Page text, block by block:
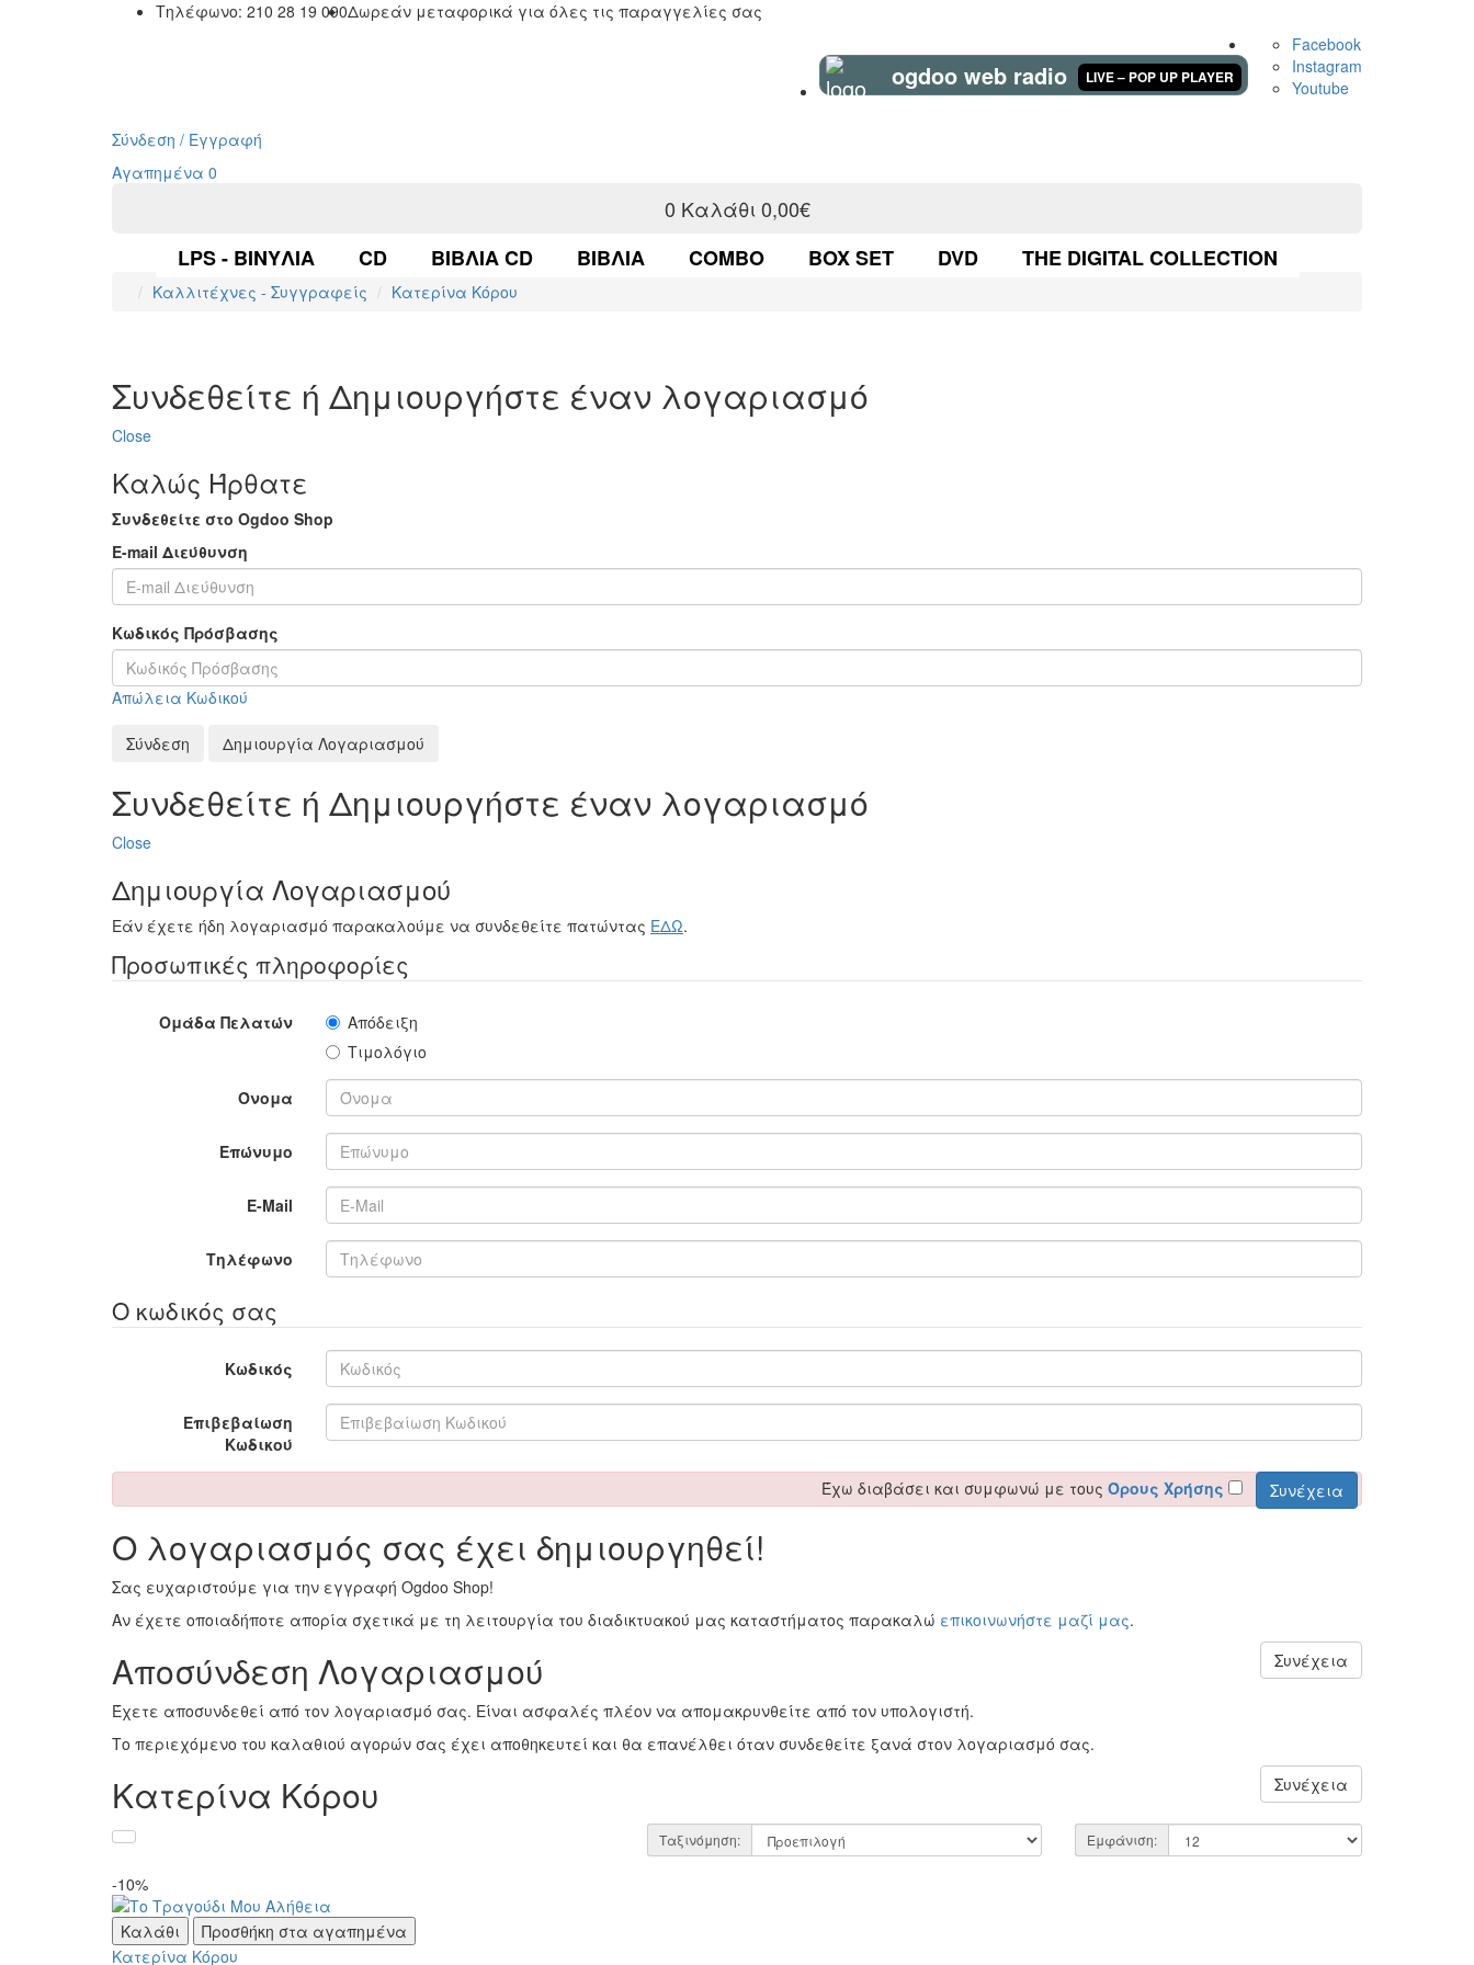
Τηλέφωνο: 210 28 19 090Δωρεάν μεταφορικά για όλες τις παραγγελίες σας
ogdoo web radio LIVE – POP UP PLAYER
Facebook
Instagram
Youtube
Σύνδεση / Εγγραφή
Αγαπημένα 0
0 Καλάθι 0,00€
LPS - ΒΙΝΎΛΙΑ
CD ΒΙΒΛΊΑ CD ΒΙΒΛΊΑ COMBO BOX SET DVD THE DIGITAL COLLECTION
Καλλιτέχνες - Συγγραφείς Κατερίνα Κόρου
Συνδεθείτε ή Δημιουργήστε έναν λογαριασμό
Close
Καλώς Ήρθατε
Συνδεθείτε στο Ogdoo Shop
E-mail Διεύθυνση
Κωδικός Πρόσβασης
Απώλεια Κωδικού
Σύνδεση Δημιουργία Λογαριασμού
Συνδεθείτε ή Δημιουργήστε έναν λογαριασμό
Close
Δημιουργία Λογαριασμού
Εάν έχετε ήδη λογαριασμό παρακαλούμε να συνδεθείτε πατώντας ΕΔΩ.
Προσωπικές πληροφορίες
Ομάδα Πελατών
Απόδειξη
Τιμολόγιο
Όνομα
Επώνυμο
E-Mail
Τηλέφωνο
Ο κωδικός σας
Κωδικός
Επιβεβαίωση
Κωδικού
Έχω διαβάσει και συμφωνώ με τους Όρους Χρήσης
Ο λογαριασμός σας έχει δημιουργηθεί!
Σας ευχαριστούμε για την εγγραφή Ogdoo Shop!
Αν έχετε οποιαδήποτε απορία σχετικά με τη λειτουργία του διαδικτυακού μας καταστήματος παρακαλώ επικοινωνήστε μαζί μας.
Συνέχεια
Αποσύνδεση Λογαριασμού
Έχετε αποσυνδεθεί από τον λογαριασμό σας. Είναι ασφαλές πλέον να απομακρυνθείτε από τον υπολογιστή.
Το περιεχόμενο του καλαθιού αγορών σας έχει αποθηκευτεί και θα επανέλθει όταν συνδεθείτε ξανά στον λογαριασμό σας.
Συνέχεια
Κατερίνα Κόρου
Ταξινόμηση: Εμφάνιση:
-10%
Καλάθι
Προσθήκη στα αγαπημένα
Κατερίνα Κόρου